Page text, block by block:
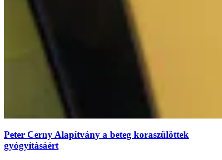
Peter Cerny Alapítvány a beteg koraszülöttek
gyógyításáért